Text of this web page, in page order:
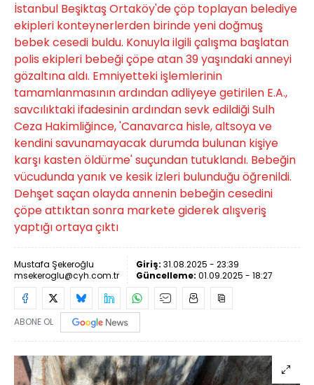
İstanbul Beşiktaş Ortaköy'de çöp toplayan belediye
ekipleri konteynerlerden birinde yeni doğmuş
bebek cesedi buldu. Konuyla ilgili çalışma başlatan
polis ekipleri bebeği çöpe atan 39 yaşındaki anneyi
gözaltına aldı. Emniyetteki işlemlerinin
tamamlanmasının ardından adliyeye getirilen E.A.,
savcılıktaki ifadesinin ardından sevk edildiği Sulh
Ceza Hakimliğince, 'Canavarca hisle, altsoya ve
kendini savunamayacak durumda bulunan kişiye
karşı kasten öldürme' suçundan tutuklandı. Bebeğin
vücudunda yanık ve kesik izleri bulunduğu öğrenildi.
Dehşet saçan olayda annenin bebeğin cesedini
çöpe attıktan sonra markete giderek alışveriş
yaptığı ortaya çıktı
Mustafa Şekeroğlu
msekeroglu@cyh.com.tr
Giriş: 31.08.2025 - 23:39
Güncelleme: 01.09.2025 - 18:27
ABONE OL